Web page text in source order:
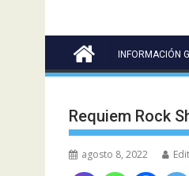
INFORMACIÓN
Requiem Rock
agosto 8, 2022